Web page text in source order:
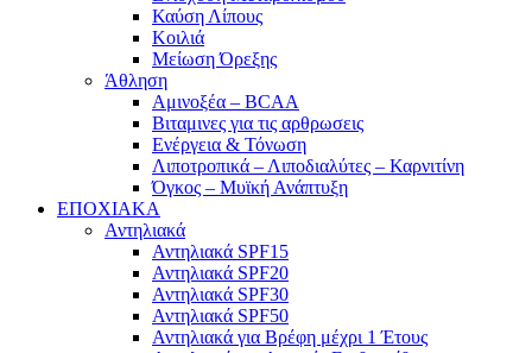
Καύση Λίπους
Κοιλιά
Μείωση Όρεξης
Άθληση
Αμινοξέα – BCAA
Βιταμινες για τις αρθρωσεις
Ενέργεια & Τόνωση
Λιποτροπικά – Λιποδιαλύτες – Καρνιτίνη
Όγκος – Μυϊκή Ανάπτυξη
ΕΠΟΧΙΑΚΑ
Αντηλιακά
Αντηλιακά SPF15
Αντηλιακά SPF20
Αντηλιακά SPF30
Αντηλιακά SPF50
Αντηλιακά για Βρέφη μέχρι 1 Έτους